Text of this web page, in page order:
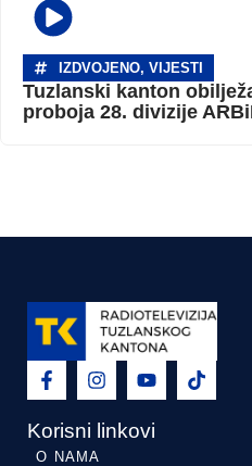
IZDVOJENO, VIJESTI
Tuzlanski kanton
proboja 28. divizije
Korisni linkovi
O NAMA